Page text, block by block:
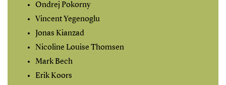
Ondrej Pokorny
Vincent Yegenoglu
Jonas Kianzad
Nicoline Louise Thomsen
Mark Bech
Erik Koors